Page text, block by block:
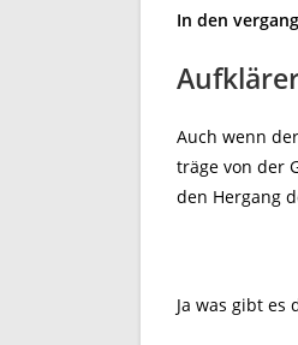
In den
Auch wenn
träge von der
den Hergang
Ja was gibt